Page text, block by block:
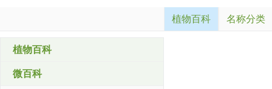
植物百科 名称分类
植物百科
微百科